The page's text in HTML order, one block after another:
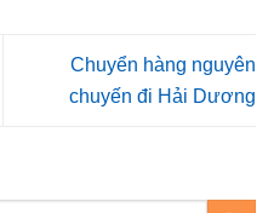
Chuyển hàng nguyên
chuyến đi Hải Dương